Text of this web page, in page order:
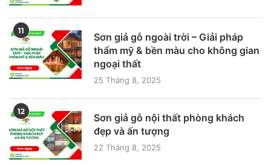
11
Sơn giả gỗ ngoài trời – Giải pháp
thẩm mỹ & bền màu cho không gian
ngoại thất
25 Tháng 8, 2025
12
Sơn giả gỗ nội thất phòng khách
đẹp và ấn tượng
22 Tháng 8, 2025